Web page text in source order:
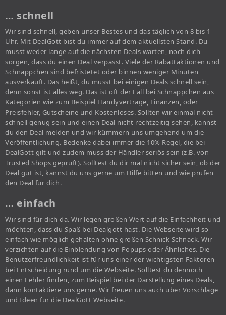
… schnell
Wir sind schnell, geben unser Bestes und das täglich von 8 bis 1
Uhr. Mit DealGott bist du immer auf dem aktuellsten Stand. Du
musst weder lange auf die nächsten Deals warten, noch dich
sorgen, dass du einen Deal verpasst. Viele der Rabattaktionen und
Schnäppchen sind befristetet oder binnen weniger Minuten
ausverkauft. Das heißt, du musst bei einigen Deals schnell sein,
denn sonst ist alles weg. Das ist oft der Fall bei Schnäppchen aus
Kategorien wie zum Beispiel Handyverträge, Finanzen, oder
Preisfehler, Gutscheine und Kostenloses. Sollten wir einmal nicht
schnell genug sein und einen Deal nicht rechtzeitig sehen, kannst
du den Deal melden und wir kümmern uns umgehend um die
Veröffentlichung. Bedenke dabei immer die 10% Regel, die bei
DealGott gilt und zudem muss der Händler seriös sein (z.B. von
Trusted Shops geprüft). Solltest du dir mal nicht sicher sein, ob der
Deal gut ist, kannst du uns gerne um Hilfe bitten und wie prüfen
den Deal für dich.
… einfach
Wir sind für dich da. Wir legen großen Wert auf die Einfachheit und
möchten, dass du Spaß bei Dealgott hast. Die Webseite wird so
einfach wie möglich gehalten ohne großen Schnick Schnack. Wir
verzichten auf die Einblendung von Popups oder Ähnliches. Die
Benutzerfreundlichkeit ist für uns einer der wichtigsten Faktoren
bei Entscheidung rund um die Webseite. Solltest du dennoch
einen Fehler finden, zum Beispiel bei der Darstellung eines Deals,
dann kontaktiere uns gerne. Wir freuen uns auch über Vorschläge
und Ideen für die DealGott Webseite.